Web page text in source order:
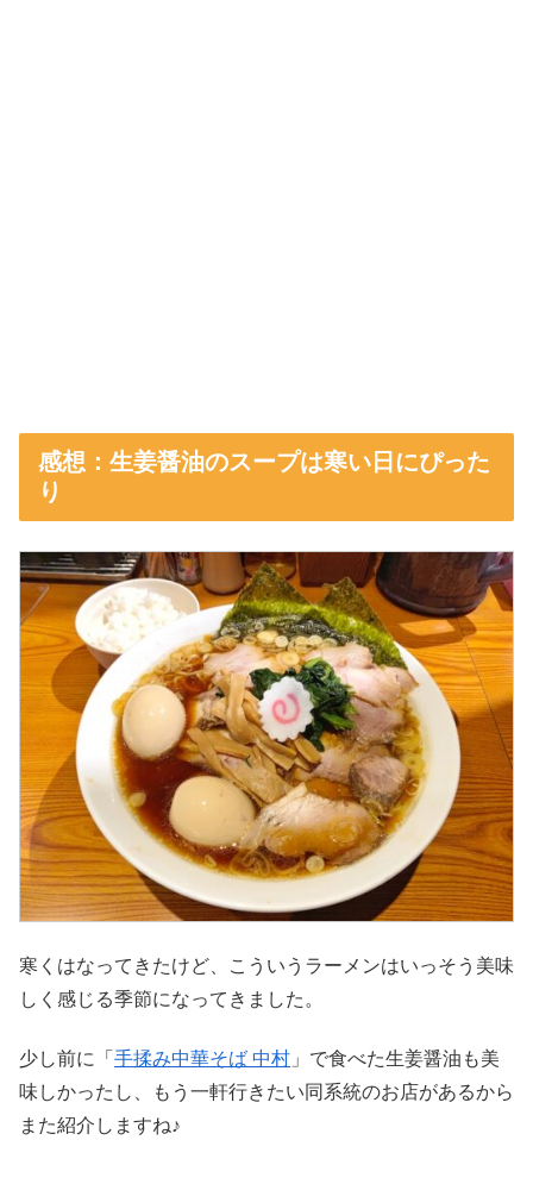
感想：生姜醤油のスープは寒い日にぴった
り
寒くはなってきたけど、こういうラーメンはいっそう美味
しく感じる季節になってきました。
少し前に「 手揉み中華そば 中村 」で食べた生姜醤油も美
味しかったし、もう一軒行きたい同系統のお店があるから
また紹介しますね♪